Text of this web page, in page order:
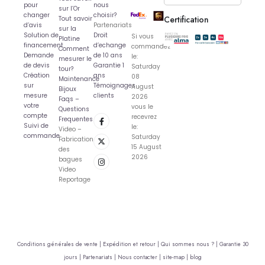
pour
changer
d’avis
Solution de
financement
Demande
de devis
Création
sur
mesure
votre
compte
Suivi de
commande
sur l’Or
Tout savoir
sur la
Platine
Comment
mesurer le
tour?
Maintenance
Bijoux
Faqs –
Questions
Frequentes
Video –
Fabrication
des
bagues
Video
Reportage
nous
choisir?
Partenariats
Droit
d’echange
de 10 ans
Garantie 1
ans
Témoignages
clients
Si vous
commandez
le:
Saturday
08
August
2026
vous le
recevrez
le:
Saturday
15 August
2026
Certification
Conditions générales de vente | Expédition et retour | Qui sommes nous ? | Garantie 30
jours | Partenariats | Nous contacter | site-map | blog